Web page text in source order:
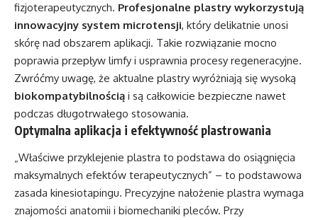
fizjoterapeutycznych. Profesjonalne plastry wykorzystują
innowacyjny system microtensji, który delikatnie unosi
skórę nad obszarem aplikacji. Takie rozwiązanie mocno
poprawia przepływ limfy i usprawnia procesy regeneracyjne.
Zwróćmy uwagę, że aktualne plastry wyróżniają się wysoką
biokompatybilnością i są całkowicie bezpieczne nawet
podczas długotrwałego stosowania.
Optymalna aplikacja i efektywność plastrowania
„Właściwe przyklejenie plastra to podstawa do osiągnięcia
maksymalnych efektów terapeutycznych” – to podstawowa
zasada kinesiotapingu. Precyzyjne nałożenie plastra wymaga
znajomości anatomii i biomechaniki pleców. Przy